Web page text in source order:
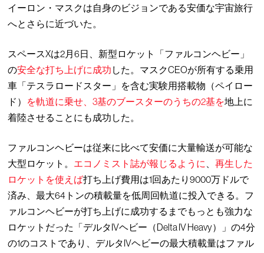
イーロン・マスクは自身のビジョンである安価な宇宙旅行
へとさらに近づいた。
スペースXは2月6日、新型ロケット「ファルコンヘビー」
の安全な打ち上げに成功 した。マスクCEOが所有する乗用
車「テスラロードスター」を含む実験用搭載物（ペイロー
ド） を軌道に乗せ、3基のブースターのうちの2基を地上に
着陸させることにも成功した。
ファルコンヘビーは従来に比べて安価に大量輸送が可能な
大型ロケット。 エコノミスト誌が報じるように 、再生した
ロケットを使えば打ち上げ費用は1回あたり9000万ドルで
済み、最大64トンの積載量を低周回軌道に投入できる。フ
ァルコンヘビーが打ち上げに成功するまでもっとも強力な
ロケットだった「デルタIVヘビー（Delta IV Heavy）」の4分
の1のコストであり、デルタIVヘビーの最大積載量はファル